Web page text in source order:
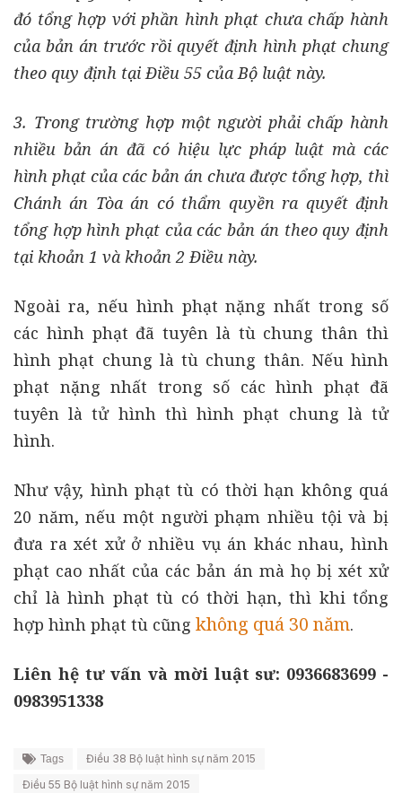
đó tổng hợp với phần hình phạt chưa chấp hành
của bản án trước rồi quyết định hình phạt chung
theo quy định tại Điều 55 của Bộ luật này.
3. Trong trường hợp một người phải chấp hành
nhiều bản án đã có hiệu lực pháp luật mà các
hình phạt của các bản án chưa được tổng hợp, thì
Chánh án Tòa án có thẩm quyền ra quyết định
tổng hợp hình phạt của các bản án theo quy định
tại khoản 1 và khoản 2 Điều này.
Ngoài ra, nếu hình phạt nặng nhất trong số
các hình phạt đã tuyên là tù chung thân thì
hình phạt chung là tù chung thân. Nếu hình
phạt nặng nhất trong số các hình phạt đã
tuyên là tử hình thì hình phạt chung là tử
hình.
Như vậy, hình phạt tù có thời hạn không quá
20 năm, nếu một người phạm nhiều tội và bị
đưa ra xét xử ở nhiều vụ án khác nhau, hình
phạt cao nhất của các bản án mà họ bị xét xử
chỉ là hình phạt tù có thời hạn, thì khi tổng
hợp hình phạt tù cũng không quá 30 năm.
Liên hệ tư vấn và mời luật sư: 0936683699 -
0983951338
Tags
Điều 38 Bộ luật hình sự năm 2015
Điều 55 Bộ luật hình sự năm 2015